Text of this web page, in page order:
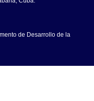
de Desarrollo de la